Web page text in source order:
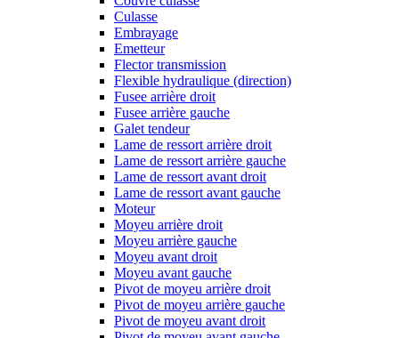
Culasse
Embrayage
Emetteur
Flector transmission
Flexible hydraulique (direction)
Fusee arrière droit
Fusee arrière gauche
Galet tendeur
Lame de ressort arrière droit
Lame de ressort arrière gauche
Lame de ressort avant droit
Lame de ressort avant gauche
Moteur
Moyeu arrière droit
Moyeu arrière gauche
Moyeu avant droit
Moyeu avant gauche
Pivot de moyeu arrière droit
Pivot de moyeu arrière gauche
Pivot de moyeu avant droit